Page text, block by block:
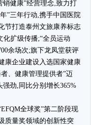
健康”经营理念,致力打
”三年行动,携手中国医院
节打造泰州文旅康养标志
化扩级传播;“全员运动
余场次;旗下龙凤堂获评
康企业建设入选国家健康
、健康管理提供者”迈
劲,同比分别增长365%
全球奖”第二阶段现
质量奖领域的创新性突